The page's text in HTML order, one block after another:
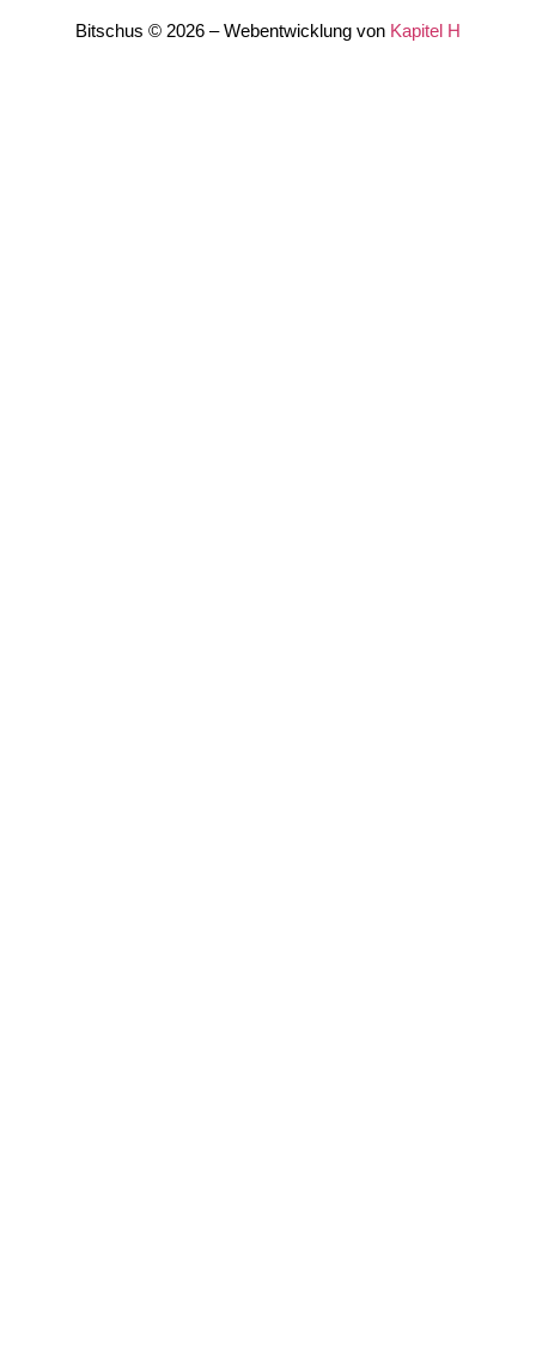
Bitschus © 2026 – Webentwicklung von Kapitel H